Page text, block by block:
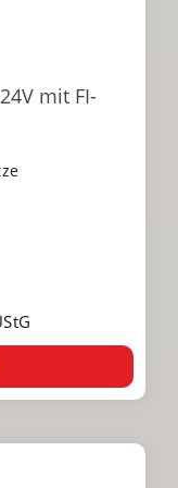
mit FI-